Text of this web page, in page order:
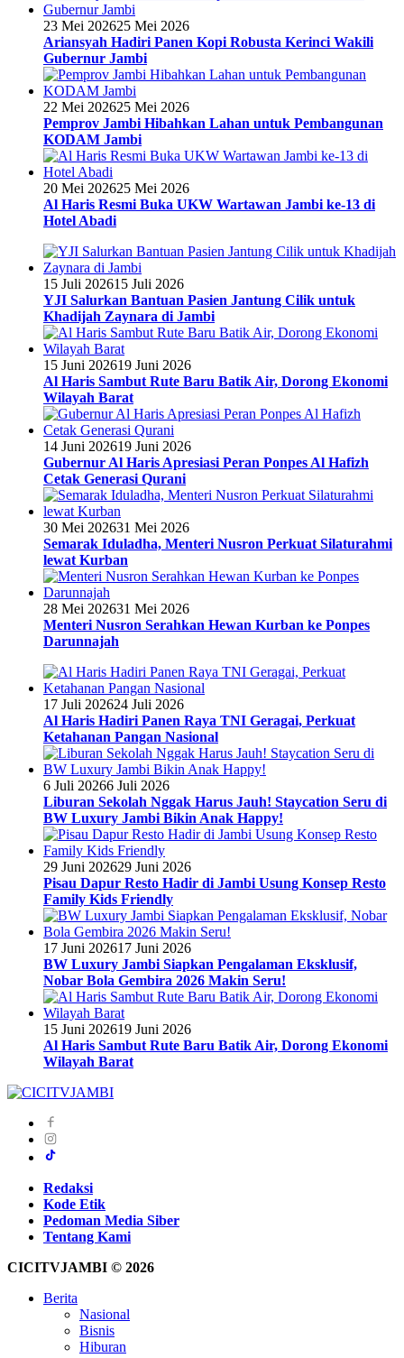
23 Mei 202625 Mei 2026
Ariansyah Hadiri Panen Kopi Robusta Kerinci Wakili
Gubernur Jambi
22 Mei 202625 Mei 2026
Pemprov Jambi Hibahkan Lahan untuk Pembangunan
KODAM Jambi
20 Mei 202625 Mei 2026
Al Haris Resmi Buka UKW Wartawan Jambi ke-13 di
Hotel Abadi
15 Juli 202615 Juli 2026
YJI Salurkan Bantuan Pasien Jantung Cilik untuk
Khadijah Zaynara di Jambi
15 Juni 202619 Juni 2026
Al Haris Sambut Rute Baru Batik Air, Dorong Ekonomi
Wilayah Barat
14 Juni 202619 Juni 2026
Gubernur Al Haris Apresiasi Peran Ponpes Al Hafizh
Cetak Generasi Qurani
30 Mei 202631 Mei 2026
Semarak Iduladha, Menteri Nusron Perkuat Silaturahmi
lewat Kurban
28 Mei 202631 Mei 2026
Menteri Nusron Serahkan Hewan Kurban ke Ponpes
Darunnajah
17 Juli 202624 Juli 2026
Al Haris Hadiri Panen Raya TNI Geragai, Perkuat
Ketahanan Pangan Nasional
6 Juli 20266 Juli 2026
Liburan Sekolah Nggak Harus Jauh! Staycation Seru di
BW Luxury Jambi Bikin Anak Happy!
29 Juni 202629 Juni 2026
Pisau Dapur Resto Hadir di Jambi Usung Konsep Resto
Family Kids Friendly
17 Juni 202617 Juni 2026
BW Luxury Jambi Siapkan Pengalaman Eksklusif,
Nobar Bola Gembira 2026 Makin Seru!
15 Juni 202619 Juni 2026
Al Haris Sambut Rute Baru Batik Air, Dorong Ekonomi
Wilayah Barat
Redaksi
Kode Etik
Pedoman Media Siber
Tentang Kami
CICITVJAMBI © 2026
Berita
Nasional
Bisnis
Hiburan